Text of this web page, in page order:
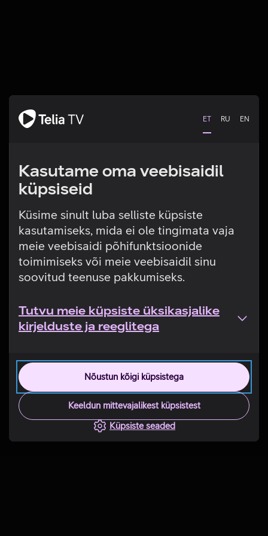
ET RU EN
Kasutame oma veebisaidil
küpsiseid
Küsime sinult luba selliste küpsiste
kasutamiseks, mida ei ole tingimata vaja
meie veebisaidi põhifunktsioonide
toimimiseks või meie veebisaidil sinu
soovitud teenuse pakkumiseks.
Tutvu meie küpsiste üksikasjalike
kirjelduste ja reeglitega
Nõustun kõigi küpsistega
Keeldun mittevajalikest küpsistest
Küpsiste seaded
Tehniline viga